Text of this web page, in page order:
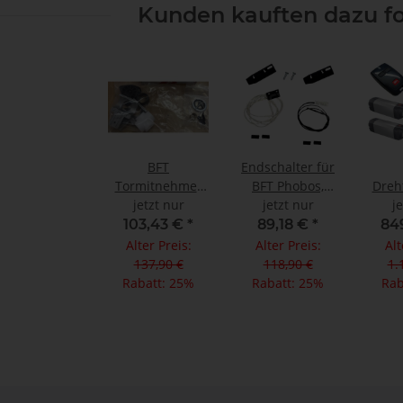
Kunden kauften dazu
BFT
Tormitnehmer
Phobos BT L / N
BT L / NBT / L
230V
jetzt nur
103,43 € *
Alter Preis:
137,90 €
Rabatt: 25%
Endschalter für
BFT Phobos,
Faber
(Neu+A25+A40)
jetzt nur
89,18 € *
Alter Preis:
118,90 €
Rabatt: 25%
KIT B25
+ 1